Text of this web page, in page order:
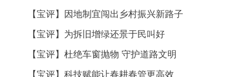
【宝评】因地制宜闯出乡村振兴新路子
【宝评】为拆旧增绿还景于民叫好
【宝评】杜绝车窗抛物 守护道路文明
【宝评】科技赋能让春耕春管更高效